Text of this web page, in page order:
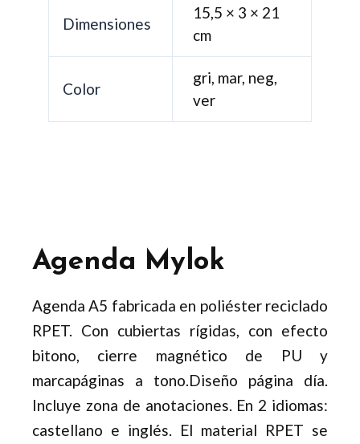
Dimensiones
15,5 × 3 × 21
cm
Color
gri, mar, neg,
ver
Agenda Mylok
Agenda A5 fabricada en poliéster reciclado
RPET. Con cubiertas rígidas, con efecto
bitono, cierre magnético de PU y
marcapáginas a tono.Diseño página día.
Incluye zona de anotaciones. En 2 idiomas:
castellano e inglés. El material RPET se